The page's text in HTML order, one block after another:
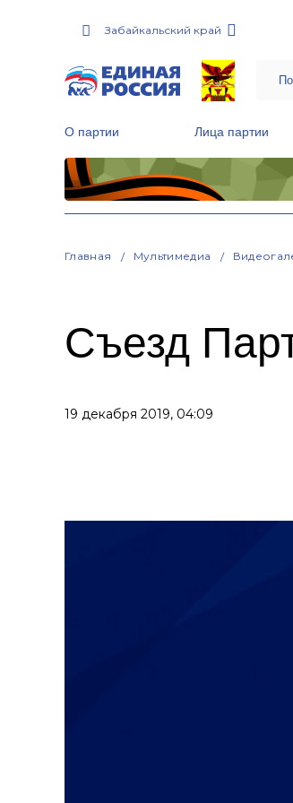
Забайкальский край
О партии Лица партии
Главная Мультимедиа
Съезд
19 декабря 2019, 04:09